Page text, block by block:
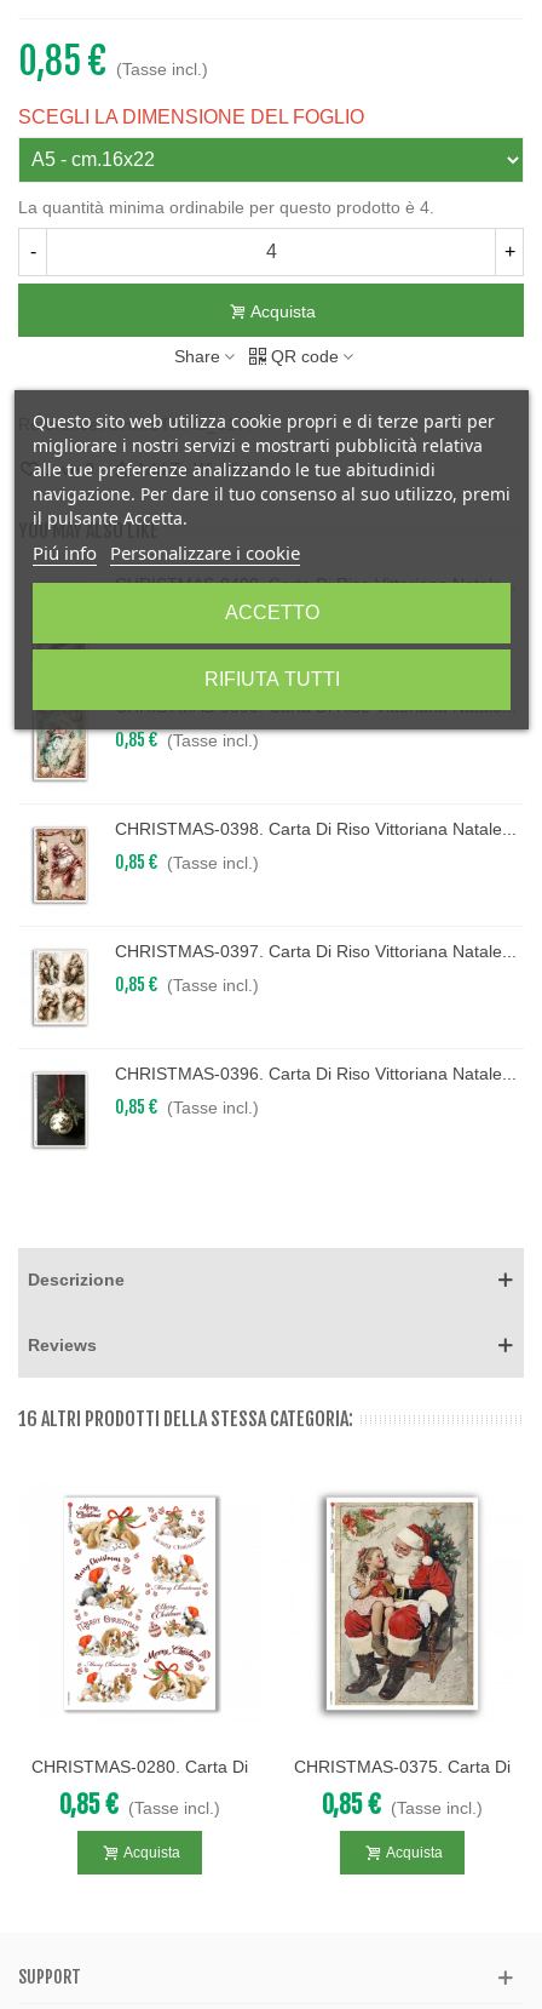
0,85 € (Tasse incl.)
SCEGLI LA DIMENSIONE DEL FOGLIO
La quantità minima ordinabile per questo prodotto è 4.
- +
Acquista
Share QR code
Reference: CHRISTMAS_0177
Love 0 Add To Wishlist
YOU MAY ALSO LIKE
CHRISTMAS-0400. Carta Di Riso Vittoriana Natale...
(Tasse incl.)
CHRISTMAS-0399. Carta Di Riso Vittoriana Natale...
0,85 € (Tasse incl.)
CHRISTMAS-0398. Carta Di Riso Vittoriana Natale...
0,85 € (Tasse incl.)
CHRISTMAS-0397. Carta Di Riso Vittoriana Natale...
0,85 € (Tasse incl.)
CHRISTMAS-0396. Carta Di Riso Vittoriana Natale...
0,85 € (Tasse incl.)
Descrizione
Reviews
16 ALTRI PRODOTTI DELLA STESSA CATEGORIA:
CHRISTMAS-0280. Carta Di
Riso Vittoriana Natale Per
Decoupage.
0,85 € (Tasse incl.)
Acquista
CHRISTMAS-0375. Carta Di
Riso Vittoriana Natale Per
Decoupage.
0,85 € (Tasse incl.)
Acquista
Questo sito web utilizza cookie propri e di terze parti per
migliorare i nostri servizi e mostrarti pubblicità relativa
alle tue preferenze analizzando le tue abitudinidi
navigazione. Per dare il tuo consenso al suo utilizzo, premi
il pulsante Accetta.
Piú info Personalizzare i cookie
RIFIUTA TUTTI
ACCETTO
SUPPORT